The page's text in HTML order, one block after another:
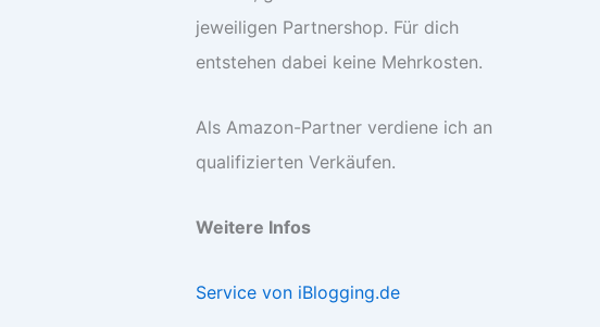
jeweiligen Partnershop. Für dich
entstehen dabei keine Mehrkosten.
Als Amazon-Partner verdiene ich an
qualifizierten Verkäufen.
Weitere Infos
Service von iBlogging.de